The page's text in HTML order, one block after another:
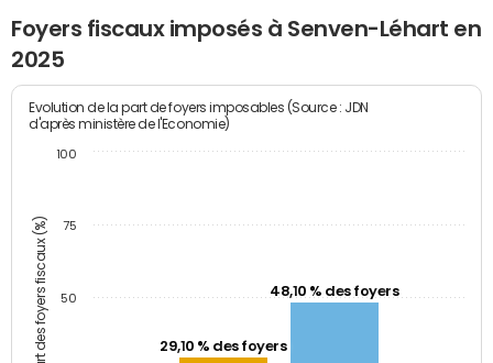
Foyers fiscaux imposés à Senven-Léhart en
2025
Part des foyers fiscaux (%)
Evolution de la part de foyers imposables (Source : JDN
d'après ministère de l'Economie)
29,10 % des foyers
48,10 % des foyers
50
75
100